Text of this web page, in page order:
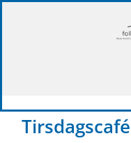
Tirsdagscafé